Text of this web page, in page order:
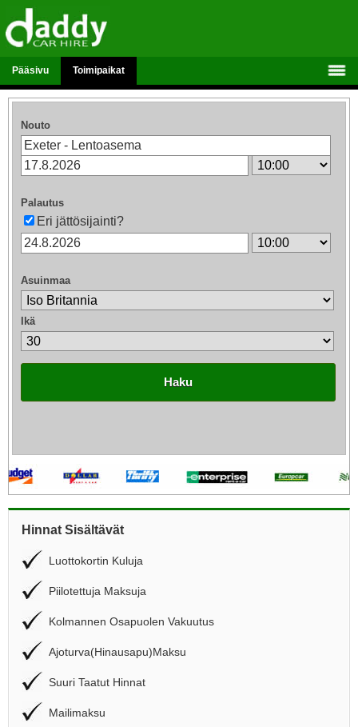
Pääsivu Toimipaikat
Nouto
Palautus
Eri jättösijainti?
Asuinmaa
Ikä
Haku
Hinnat Sisältävät
Luottokortin Kuluja
Piilotettuja Maksuja
Kolmannen Osapuolen Vakuutus
Ajoturva(Hinausapu)Maksu
Suuri Taatut Hinnat
Mailimaksu